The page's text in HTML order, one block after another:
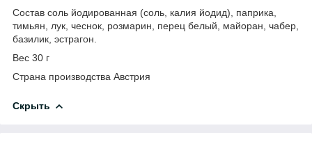
Состав соль йодированная (соль, калия йодид), паприка,
тимьян, лук, чеснок, розмарин, перец белый, майоран, чабер,
базилик, эстрагон.
Вес 30 г
Страна производства Австрия
Скрыть